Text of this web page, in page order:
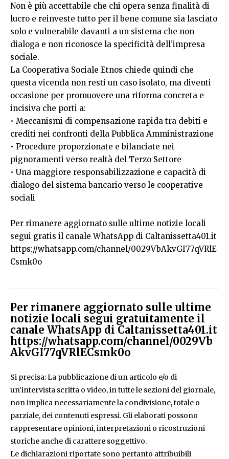
Non è più accettabile che chi opera senza finalità di
lucro e reinveste tutto per il bene comune sia lasciato
solo e vulnerabile davanti a un sistema che non
dialoga e non riconosce la specificità dell’impresa
sociale.
La Cooperativa Sociale Etnos chiede quindi che
questa vicenda non resti un caso isolato, ma diventi
occasione per promuovere una riforma concreta e
incisiva che porti a:
• Meccanismi di compensazione rapida tra debiti e
crediti nei confronti della Pubblica Amministrazione
• Procedure proporzionate e bilanciate nei
pignoramenti verso realtà del Terzo Settore
• Una maggiore responsabilizzazione e capacità di
dialogo del sistema bancario verso le cooperative
sociali
Per rimanere aggiornato sulle ultime notizie locali
segui gratis il canale WhatsApp di Caltanissetta401.it
https://whatsapp.com/channel/0029VbAkvGI77qVRlE
Csmk0o
Per rimanere aggiornato sulle ultime
notizie locali segui gratuitamente il
canale WhatsApp di Caltanissetta401.it
https://whatsapp.com/channel/0029Vb
AkvGI77qVRlECsmk0o
Si precisa: La pubblicazione di un articolo e/o di
un'intervista scritta o video, in tutte le sezioni del giornale,
non implica necessariamente la condivisione, totale o
parziale, dei contenuti espressi. Gli elaborati possono
rappresentare opinioni, interpretazioni o ricostruzioni
storiche anche di carattere soggettivo.
Le dichiarazioni riportate sono pertanto attribuibili